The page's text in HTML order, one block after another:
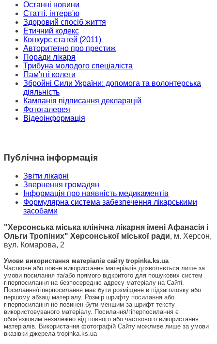
Останні новини
Статті, інтерв'ю
Здоровий спосіб життя
Етичний кодекс
Конкурс статей (2011)
Авторитетно про престиж
Поради лікаря
Трибуна молодого спеціаліста
Пам'яті колеги
Збройні Сили України: допомога та волонтерська
діяльність
Кампанія підписання декларацій
Фотогалерея
Відеоінформація
Публічна інформація
Звіти лікарні
Звернення громадян
Інформація про наявність медикаментів
Формулярна система забезпечення лікарськими
засобами
"Херсонська міська клінічна лікарня імені Афанасія і
Ольги Тропіних" Херсонської міської ради, м. Херсон,
вул. Комарова, 2
Умови використання матеріалів сайту tropinka.ks.ua
Часткове або повне використання матеріалів дозволяється лише за
умови посилання та/або прямого відкритого для пошукових систем
гіперпосилання на безпосередню адресу матеріалу на Сайті.
Посилання/гіперпосилання має бути розміщене в підзаголовку або
першому абзаці матеріалу. Розмір шрифту посилання або
гіперпосилання не повинен бути меншим за шрифт тексту
використовуваного матеріалу. Посилання/гіперпосилання є
обов'язковим незалежно від повного або часткового використання
матеріалів. Використання фотографій Сайту можливе лише за умови
вказівки джерела tropinka.ks.ua